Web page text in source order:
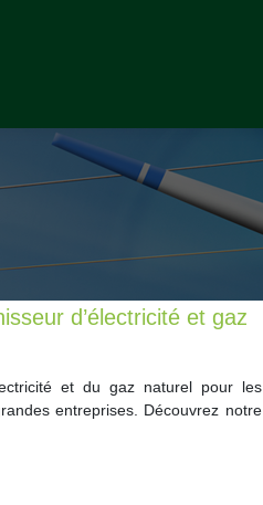
d’électricité et gaz
et du gaz naturel pour les
entreprises. Découvrez notre